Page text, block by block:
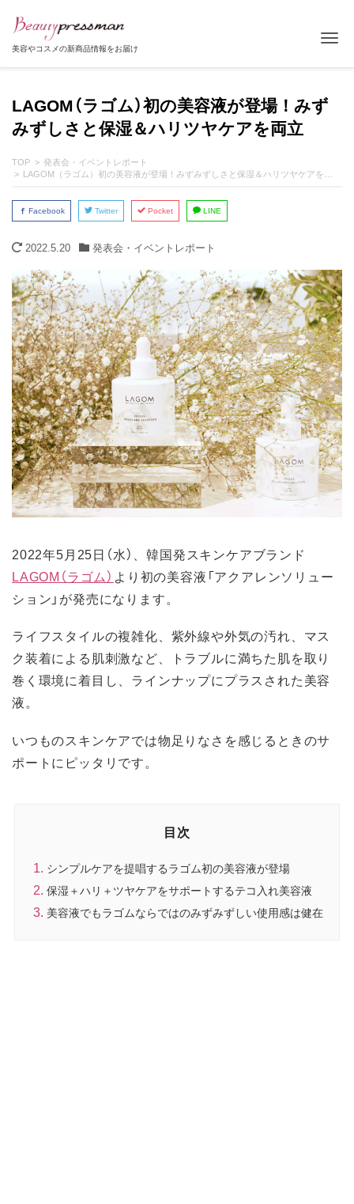
美容やコスメの新商品情報をお届け
LAGOM（ラゴム）初の美容液が登場！みず
みずしさと保湿＆ハリツヤケアを両立
TOP
発表会・イベントレポート
LAGOM（ラゴム）初の美容液が登場！みずみずしさと保湿＆ハリツヤケアを両立
Facebook Twitter Pocket LINE
2022.5.20 発表会・イベントレポート
2022年5月25日（水）、韓国発スキンケアブランド
LAGOM（ラゴム） より初の美容液「アクアレンソリュー
ション」が発売になります。
ライフスタイルの複雑化、紫外線や外気の汚れ、マス
ク装着による肌刺激など、トラブルに満ちた肌を取り
巻く環境に着目し、ラインナップにプラスされた美容
液。
いつものスキンケアでは物足りなさを感じるときのサ
ポートにピッタリです。
目次
シンプルケアを提唱するラゴム初の美容液が登場
保湿＋ハリ＋ツヤケアをサポートするテコ入れ美容液
美容液でもラゴムならではのみずみずしい使用感は健在